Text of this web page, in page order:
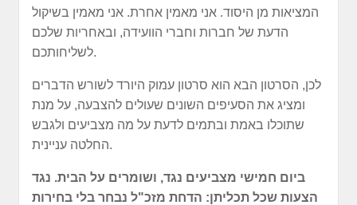
המציאות מן היסוד. אני מאמין אחרת. אני מאמין בשיקול
הדעת של חברות וחברי הוועידה, ובאחריות שלכם
לשליחותכם.
לכן, הסרטון הבא הוא סרטון עמוק היורד לשורש הדברים
ומציג את הסעיפים השונים שעולים להצבעה, על מנת
שתוכלו באמת ובתמים לדעת על מה מצביעים ולגבש
החלטה עניינית.
ביום חמישי מצביעים נגד, ושומרים על הבית. נגד
הצעות שכל תכליתן: הדחת מזכ"ל נבחר בלי בחירות